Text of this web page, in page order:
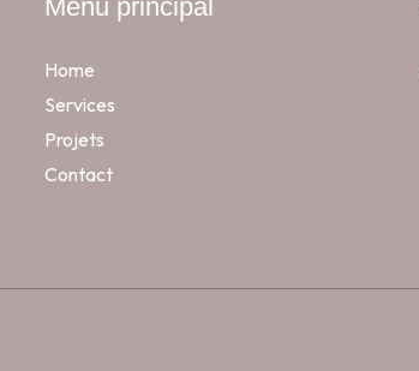
Menu principal
Home
Services
Projets
Contact